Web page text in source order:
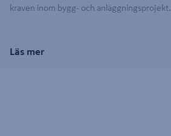
kraven inom bygg- och anläggningsprojekt.
Läs mer